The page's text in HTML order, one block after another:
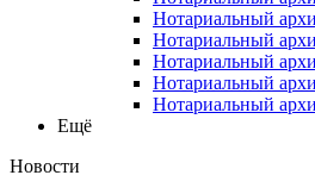
Нотариальный
Нотариальный
Нотариальный
Нотариальный
Нотариальный
Ещё
Новости